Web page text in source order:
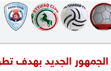
الجديد بهدف